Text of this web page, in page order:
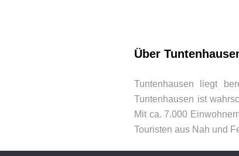
Über
Tuntenhausen liegt
Tuntenhausen ist
Mit ca. 7.000
Touristen aus Nah und